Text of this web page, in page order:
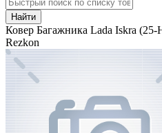
Найти
Ковер Багажника Lada Iskra
Rezkon